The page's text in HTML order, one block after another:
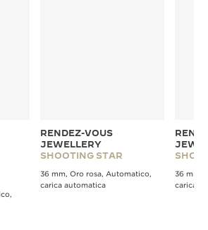
RENDEZ-VOUS
JEWELLERY
SHOOTING STAR
36 mm, Oro rosa, Automatico,
carica automatica
36 mm,
carica